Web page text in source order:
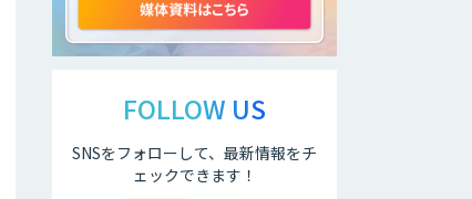
JOINT AI Flow
AIR-NEXUS
FOLLOW US
SNSをフォローして、最新情報をチ
ェックできます！